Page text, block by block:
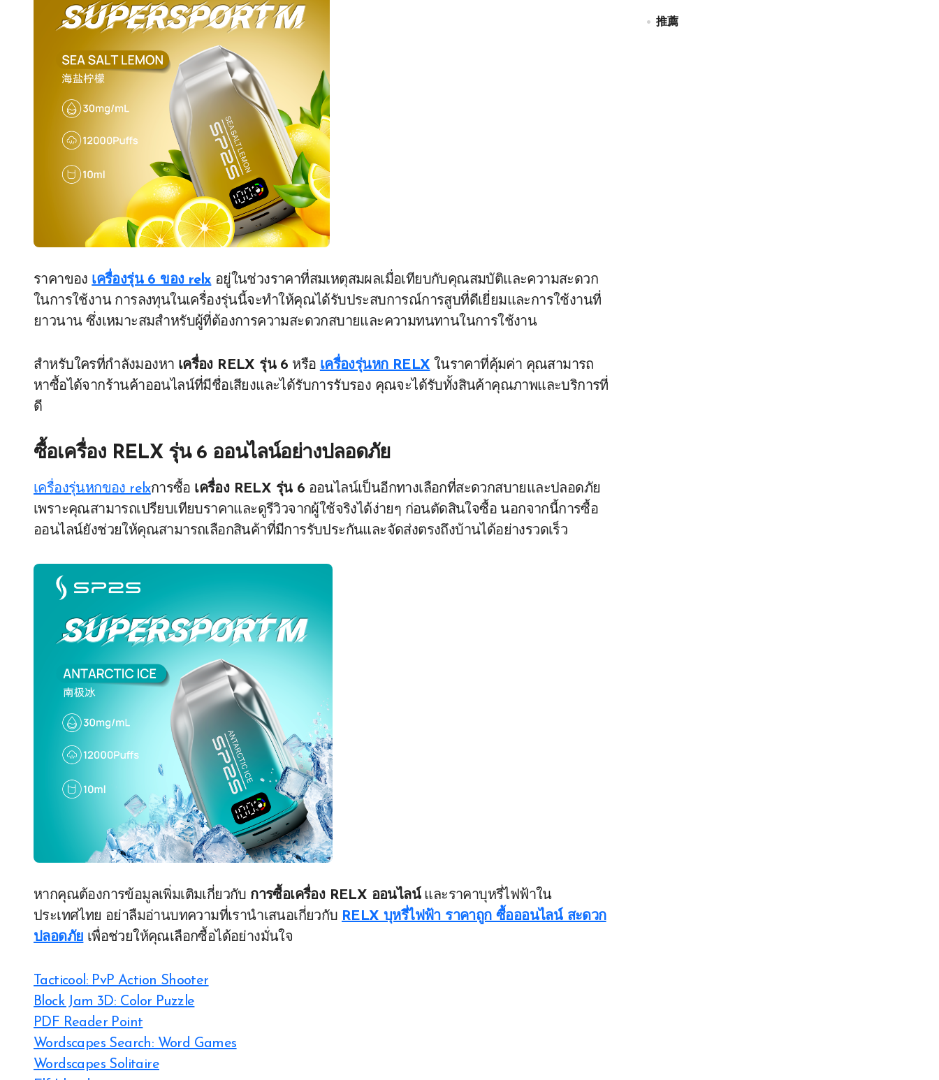
ราคาของ เครื่องรุ่น 6 ของ relx อยู่ในช่วงราคาที่สมเหตุสมผลเมื่อเทียบกับคุณสมบัติและความสะดวก
ในการใช้งาน การลงทุนในเครื่องรุ่นนี้จะทำให้คุณได้รับประสบการณ์การสูบที่ดีเยี่ยมและการใช้งานที่
ยาวนาน ซึ่งเหมาะสมสำหรับผู้ที่ต้องการความสะดวกสบายและความทนทานในการใช้งาน
สำหรับใครที่กำลังมองหา เครื่อง RELX รุ่น 6 หรือ เครื่องรุ่นหก RELX ในราคาที่คุ้มค่า คุณสามารถ
หาซื้อได้จากร้านค้าออนไลน์ที่มีชื่อเสียงและได้รับการรับรอง คุณจะได้รับทั้งสินค้าคุณภาพและบริการที่
ดี
ซื้อเครื่อง RELX รุ่น 6 ออนไลน์อย่างปลอดภัย
เครื่องรุ่นหกของ relxการซื้อ เครื่อง RELX รุ่น 6 ออนไลน์เป็นอีกทางเลือกที่สะดวกสบายและปลอดภัย
เพราะคุณสามารถเปรียบเทียบราคาและดูรีวิวจากผู้ใช้จริงได้ง่ายๆ ก่อนตัดสินใจซื้อ นอกจากนี้การซื้อ
ออนไลน์ยังช่วยให้คุณสามารถเลือกสินค้าที่มีการรับประกันและจัดส่งตรงถึงบ้านได้อย่างรวดเร็ว
หากคุณต้องการข้อมูลเพิ่มเติมเกี่ยวกับ การซื้อเครื่อง RELX ออนไลน์และราคาบุหรี่ไฟฟ้าใน
ประเทศไทย อย่าลืมอ่านบทความที่เรานำเสนอเกี่ยวกับ RELX บุหรี่ไฟฟ้า ราคาถูก ซื้อออนไลน์ สะดวก
ปลอดภัย เพื่อช่วยให้คุณเลือกซื้อได้อย่างมั่นใจ
Tacticool: PvP Action Shooter
Block Jam 3D: Color Puzzle
PDF Reader Point
Wordscapes Search: Word Games
Wordscapes Solitaire
推薦